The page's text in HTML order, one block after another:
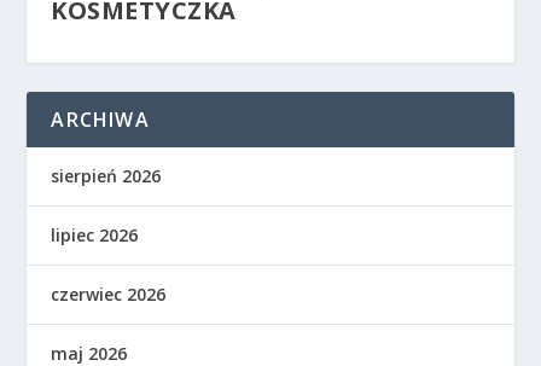
KOSMETYCZKA
ARCHIWA
sierpień 2026
lipiec 2026
czerwiec 2026
maj 2026